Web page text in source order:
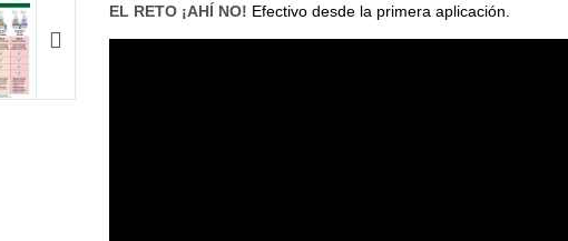
EL RETO ¡AHÍ NO! Efectivo desde la primera aplicación.